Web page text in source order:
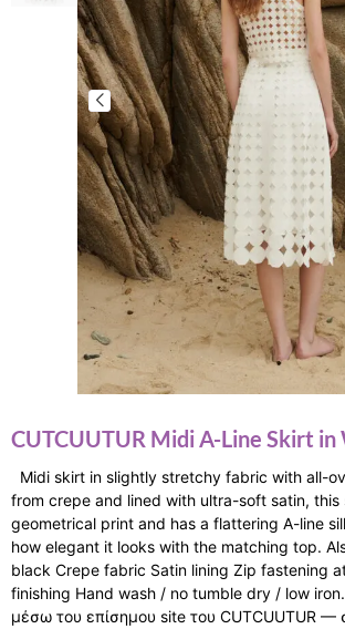
CUTCUUTUR Midi A-Line Skirt in
Midi skirt in slightly stretchy fabric with all-
from crepe and lined with ultra-soft satin, this
geometrical print and has a flattering A-line
how elegant it looks with the matching top.
black Crepe fabric Satin lining Zip fastening
finishing Hand wash / no tumble dry / low iron.
μέσω του επίσημου site του CUTCUUTUR —